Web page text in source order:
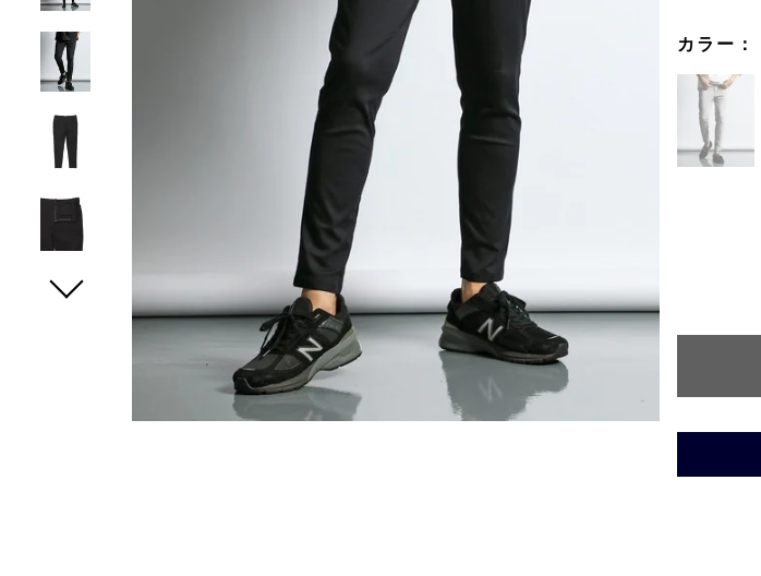
カラー：